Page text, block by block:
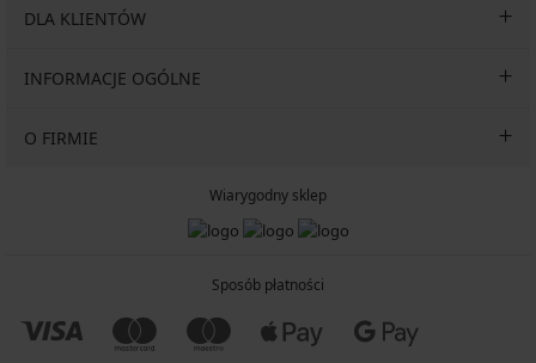
DLA KLIENTÓW
INFORMACJE OGÓLNE
O FIRMIE
Wiarygodny sklep
Sposób płatności